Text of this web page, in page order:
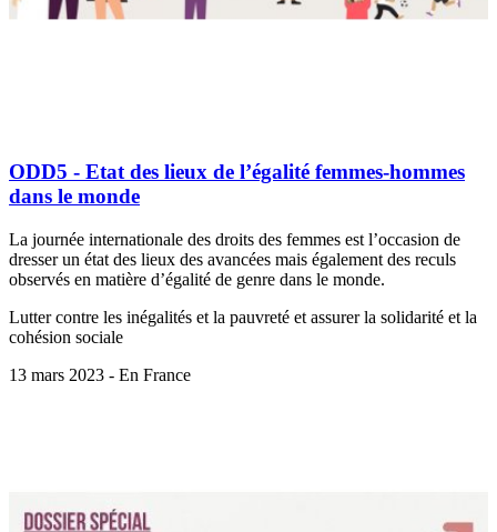
ODD5 - Etat des lieux de l’égalité femmes-hommes
dans le monde
La journée internationale des droits des femmes est l’occasion de
dresser un état des lieux des avancées mais également des reculs
observés en matière d’égalité de genre dans le monde.
Lutter contre les inégalités et la pauvreté et assurer la solidarité et la
cohésion sociale
13 mars 2023 - En France